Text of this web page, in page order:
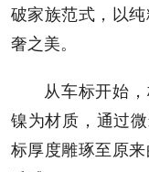
破家族范式，以
奢之美。
从车标开始
镍为材质，通过
标厚度雕琢至原